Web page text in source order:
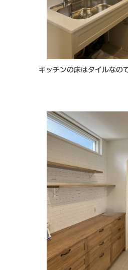
キッチンの床はタイルなの